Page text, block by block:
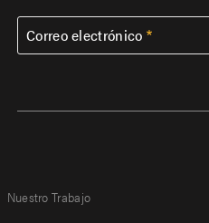
Correo electrónico
Nuestro Trabajo